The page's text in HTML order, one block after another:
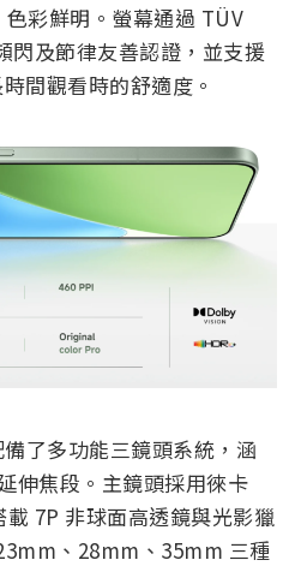
彩鮮明。螢幕通過 TÜV
及節律友善認證，並支援
間觀看時的舒適度。
了多功能三鏡頭系統，涵
伸焦段。主鏡頭採用徠卡
7P 非球面高透鏡與光影獵
、28mm、35mm 三種